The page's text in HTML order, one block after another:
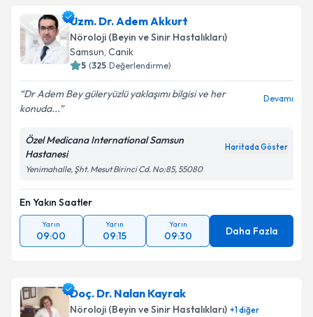
almanız için bir takvim hazırlandığında e-posta ile
bilgilendireceğiz.
E-posta Adresiniz
Metni'ni okudum ve kişisel verilerimin belirtilen
Uzm. Dr. Adem Akkurt
Nöroloji (Beyin ve Sinir Hastalıkları)
Samsun, Canik
5 (325 Değerlendirme)
Dr Adem Bey güleryüzlü yaklaşımı bilgisi ve her
konuda...
Devamı
Özel Medicana International Samsun
Hastanesi
Haritada Göster
Yenimahalle, Şht. Mesut Birinci Cd. No:85, 55080
En Yakın Saatler
Yarın
09:00
Yarın
09:15
Yarın
09:30 Daha Fazla
Doç. Dr. Nalan Kayrak
Nöroloji (Beyin ve Sinir Hastalıkları) +1diğer